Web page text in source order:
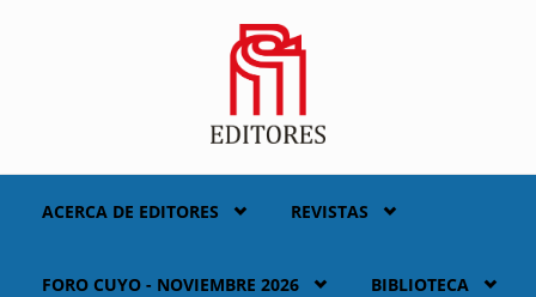
ACERCA DE EDITORES REVISTAS
FORO CUYO - NOVIEMBRE 2026 BIBLIOTECA